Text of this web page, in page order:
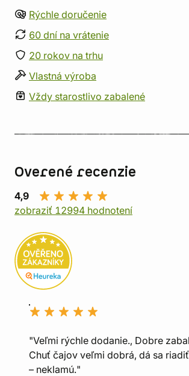
Rýchle doručenie
60 dní na vrátenie
20 rokov na trhu
Vlastná výroba
Vždy starostlivo zabalené
Overené recenzie
4,9
zobraziť 12994 hodnotení
"Veľmi rýchle dodanie., Dobre
Chuť čajov veľmi dobrá, dá sa
– neklamú."